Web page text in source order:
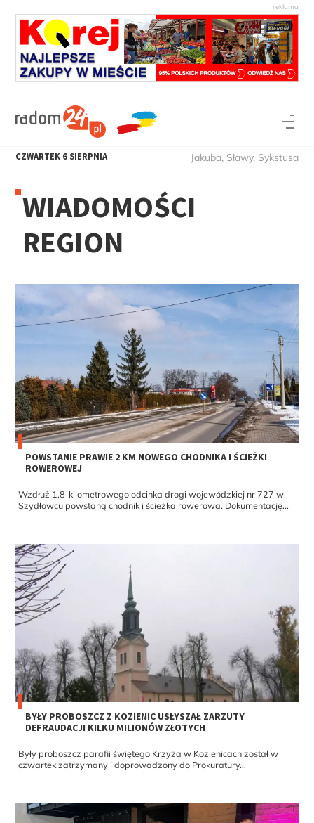
CZWARTEK 6 SIERPNIA Jakuba, Sławy, Sykstusa
WIADOMOŚCI
REGION
POWSTANIE PRAWIE 2 KM NOWEGO CHODNIKA I ŚCIEŻKI
ROWEROWEJ
Wzdłuż 1,8-kilometrowego odcinka drogi wojewódzkiej nr 727 w
Szydłowcu powstaną chodnik i ścieżka rowerowa. Dokumentację...
BYŁY PROBOSZCZ Z KOZIENIC USŁYSZAŁ ZARZUTY
DEFRAUDACJI KILKU MILIONÓW ZŁOTYCH
Były proboszcz parafii świętego Krzyża w Kozienicach został w
czwartek zatrzymany i doprowadzony do Prokuratury...